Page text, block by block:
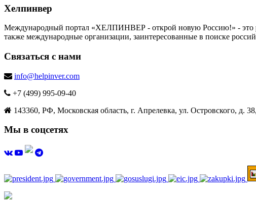
Хелпинвер
Международный портал «ХЕЛПИНВЕР - открой новую Россию!» - это
также международные организации, заинтересованные в поиске
Связаться с нами
info@helpinver.com
+7 (499) 995-09-40
143360, РФ, Московская область, г. Апрелевка, ул. Островского, д.
Мы в соцсетях